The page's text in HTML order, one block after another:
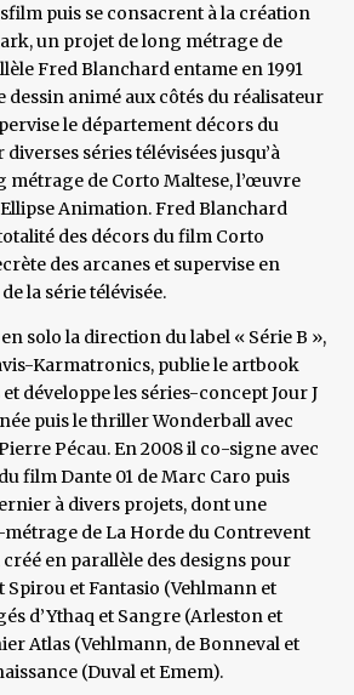
puis se consacrent à la création
un projet de long métrage de
Fred Blanchard entame en 1991
dessin animé aux côtés du réalisateur
le département décors du
séries télévisées jusqu’à
métrage de Corto Maltese, l’œuvre
Animation. Fred Blanchard
des décors du film Corto
des arcanes et supervise en
la série télévisée.
solo la direction du label « Série B »,
Karmatronics, publie le artbook
développe les séries-concept Jour J
puis le thriller Wonderball avec
Pécau. En 2008 il co-signe avec
film Dante 01 de Marc Caro puis
à divers projets, dont une
de La Horde du Contrevent
en parallèle des designs pour
Spirou et Fantasio (Vehlmann et
d’Ythaq et Sangre (Arleston et
Atlas (Vehlmann, de Bonneval et
(Duval et Emem).